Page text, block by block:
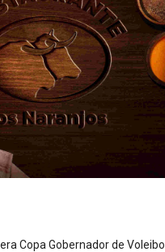
Copa Gobernador de Voleibol